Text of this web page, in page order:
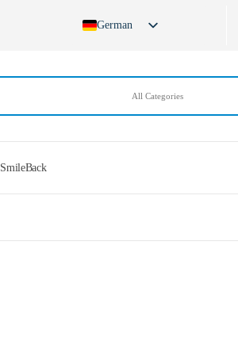
German
Spanish
SmileBack